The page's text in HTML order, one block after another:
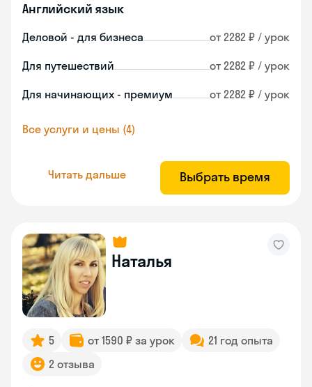
Английский язык
Деловой - для бизнеса от 2282 ₽ / урок
Для путешествий от 2282 ₽ / урок
Для начинающих - премиум от 2282 ₽ / урок
Все услуги и цены (4)
Читать дальше Выбрать время
Наталья
5 от 1590 ₽ за урок
21 год опыта
2 отзыва